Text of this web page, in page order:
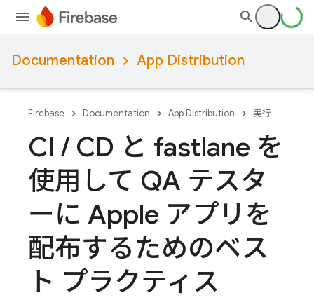
Documentation App Distribution
Firebase Documentation App Distribution 実行
CI / CD と fastlane を
使用して QA テスタ
ーに Apple アプリを
配布するためのベス
ト プラクティス